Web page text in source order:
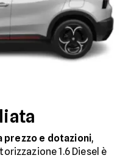
prezzo e dotazioni,
1.6 Diesel è